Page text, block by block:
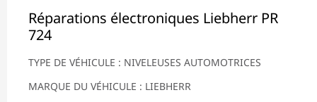
Réparations électroniques Liebherr PR
724
TYPE DE VÉHICULE : NIVELEUSES AUTOMOTRICES
MARQUE DU VÉHICULE : LIEBHERR